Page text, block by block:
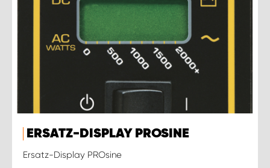
ERSATZ-DISPLAY PROSINE
Ersatz-Display PROsine